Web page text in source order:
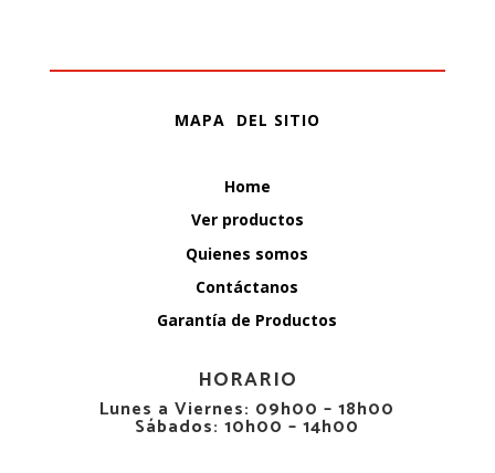
MAPA DEL SITIO
Home
Ver productos
Quienes somos
Contáctanos
Garantía de Productos
HORARIO
Lunes a Viernes: 09h00 – 18h00
Sábados: 10h00 – 14h00